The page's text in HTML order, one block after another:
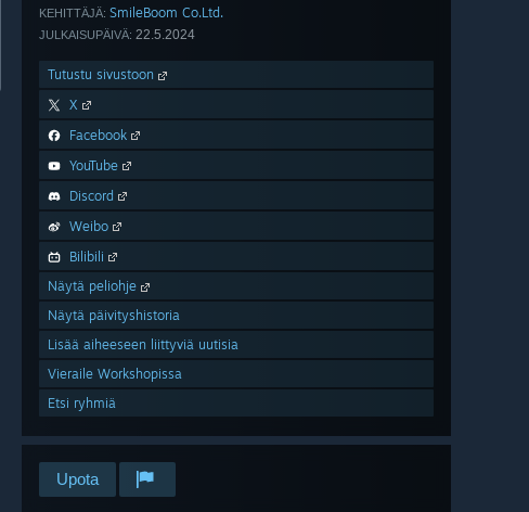
KEHITTÄJÄ: SmileBoom Co.Ltd.
JULKAISUPÄIVÄ: 22.5.2024
Tutustu sivustoon
X
Facebook
YouTube
Discord
Weibo
Bilibili
Näytä peliohje
Näytä päivityshistoria
Lisää aiheeseen liittyviä uutisia
Vieraile Workshopissa
Etsi ryhmiä
Upota